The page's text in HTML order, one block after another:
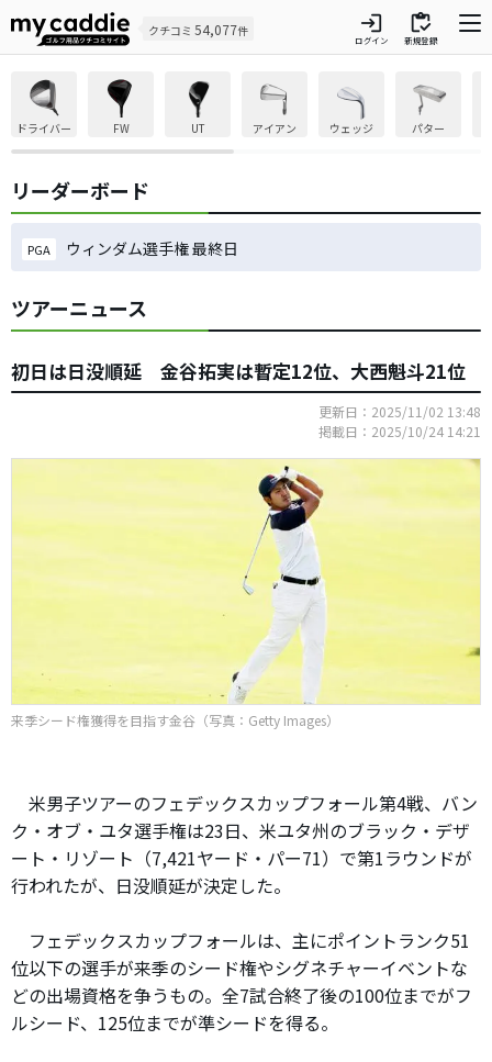
クチコミ 54,077件 login
ログイン
inventory
新規登録
ドライバー FW UT アイアン ウェッジ パター
リーダーボード
PGA ウィンダム選手権 最終日
ツアーニュース
初日は日没順延 金谷拓実は暫定12位、大西魁斗21位
更新日：2025/11/02 13:48
掲載日：2025/10/24 14:21
来季シード権獲得を目指す金谷（写真：Getty Images）
米男子ツアーのフェデックスカップフォール第4戦、バン
ク・オブ・ユタ選手権は23日、米ユタ州のブラック・デザ
ート・リゾート（7,421ヤード・パー71）で第1ラウンドが
行われたが、日没順延が決定した。
フェデックスカップフォールは、主にポイントランク51
位以下の選手が来季のシード権やシグネチャーイベントな
どの出場資格を争うもの。全7試合終了後の100位までがフ
ルシード、125位までが準シードを得る。